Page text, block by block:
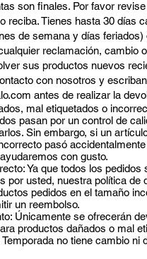
son finales. Por favor
reciba. Tienes hasta 30 días
de semana y días feriados)
reclamación, cambio
sus productos nuevos
con nosotros y
antes de realizar la
mal etiquetados o
pasan por un control de
Sin embargo, si un
pasó
con gusto.
Ya que todos los
por usted, nuestra política de
pedidos en el tamaño
un reembolso.
Únicamente se ofrecerán
productos dañados o mal
no tiene cambio ni